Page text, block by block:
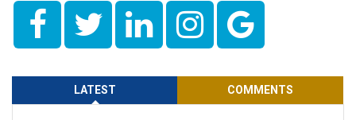
LATEST COMMENTS